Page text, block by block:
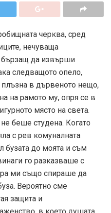
черква, сред
нечуваща
бързащ да извърши
следващото опело,
в дървеното нещо,
на рамото му, опря се в
място на света.
беше студена. Когато
с рев комуналната
бузата до моята и съм
го разказваше с
ми също спираше да
Вероятно сме
защита и